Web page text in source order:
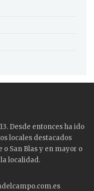
Desde entonces ha ido
locales destacados
o San Blas y en mayor o
localidad.